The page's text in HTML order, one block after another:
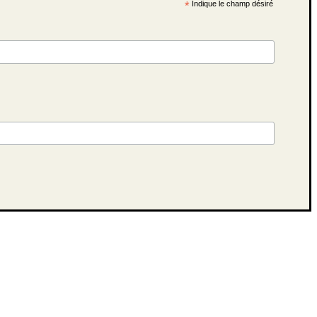
*Indique le champ désiré